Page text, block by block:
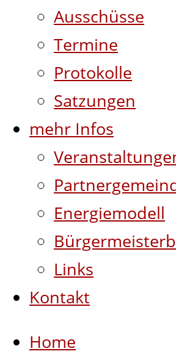
Ausschüsse
Termine
Protokolle
Satzungen
mehr Infos
Energiemodell
Links
Kontakt
Home